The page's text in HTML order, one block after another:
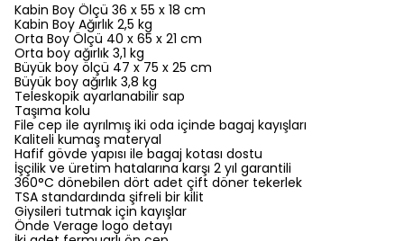
Kabin Boy Ölçü 36 x 55 x 18 cm
Kabin Boy Ağırlık 2,5 kg
Orta Boy Ölçü 40 x 65 x 21 cm
Orta boy ağırlık 3,1 kg
Büyük boy ölçü 47 x 75 x 25 cm
Büyük boy ağırlık 3,8 kg
Teleskopik ayarlanabilir sap
Taşıma kolu
File cep ile ayrılmış iki oda içinde bagaj kayışları
Kaliteli kumaş materyal
Hafif gövde yapısı ile bagaj kotası dostu
İşçilik ve üretim hatalarına karşı 2 yıl garantili
360°C dönebilen dört adet çift döner tekerlek
TSA standardında şifreli bir kilit
Giysileri tutmak için kayışlar
Önde Verage logo detayı